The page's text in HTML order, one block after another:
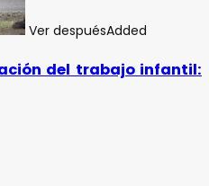
Ver despuésAdded
del trabajo infantil: